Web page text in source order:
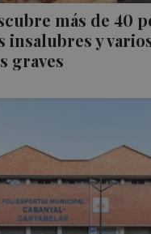
más de 40
insalubres y
graves